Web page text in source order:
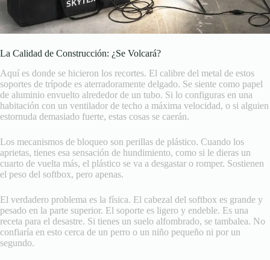
La Calidad de Construcción: ¿Se Volcará?
Aquí es donde se hicieron los recortes. El calibre del metal de estos
soportes de trípode es aterradoramente delgado. Se siente como papel
de aluminio envuelto alrededor de un tubo. Si lo configuras en una
habitación con un ventilador de techo a máxima velocidad, o si alguien
estornuda demasiado fuerte, estas cosas se caerán.
Los mecanismos de bloqueo son perillas de plástico. Cuando los
aprietas, tienes esa sensación de hundimiento, como si le dieras un
cuarto de vuelta más, el plástico se va a desgastar o romper. Sostienen
el peso del softbox, pero apenas.
El verdadero problema es la física. El cabezal del softbox es grande y
pesado en la parte superior. El soporte es ligero y endeble. Es una
receta para el desastre. Si tienes un suelo alfombrado, se tambalea. No
confiaría en esto cerca de un perro o un niño pequeño ni por un
segundo.